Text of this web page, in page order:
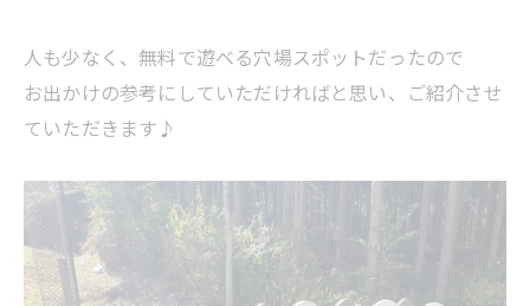
人も少なく、無料で遊べる穴場スポットだったので
お出かけの参考にしていただければと思い、ご紹介させ
ていただきます♪